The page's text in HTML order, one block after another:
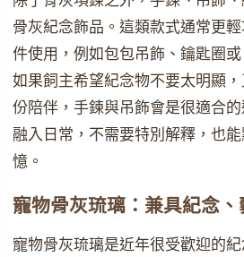
骨灰紀念飾品。這類款式通常更
件使用，例如包包吊飾、鑰匙圈或
如果飼主希望紀念物不要太明顯
份陪伴，手鍊與吊飾會是很適合
融入日常，不需要特別解釋，也
憶。
寵物骨灰琉璃：兼具紀念
寵物骨灰琉璃是近年很受歡迎的